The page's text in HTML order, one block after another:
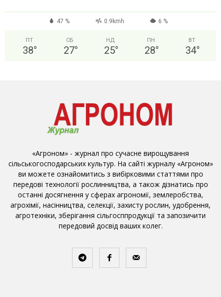
47 % 0.9kmh 6 %
ПТ
38°
СБ
27°
НД
25°
ПН
28°
ВТ
34°
«Агроном» - журнал про сучасне вирощування
сільськогосподарських культур. На сайті журналу «Агроном»
ви можете ознайомитись з вибірковими статтями про
передові технології рослинництва, а також дізнатись про
останні досягнення у сферах агрономії, землеробства,
агрохімії, насінництва, селекції, захисту рослин, удобрення,
агротехніки, зберігання сільгосппродукції та запозичити
передовий досвід ваших колег.